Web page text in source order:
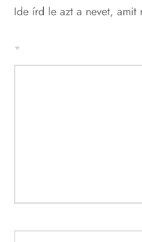
Ide írd le azt a nevet, amit
*